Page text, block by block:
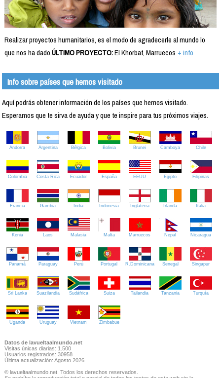
Realizar proyectos humanitarios, es el modo de agradecerle al mundo lo
que nos ha dado.ÚLTIMO PROYECTO:El Khorbat, Marruecos + info
Info sobre países que hemos visitado
Aquí podrás obtener información de los países que hemos visitado.
Esperamos que te sirva de ayuda y que te inspire para tus próximos viajes.
Andorra Argentina Bélgica Bolivia Brunei Camboya Chile
Colombia Costa Rica Ecuador España EEUU Egipto Filipinas
Francia Gambia India Indonesia Inglaterra Irlanda Italia
Kenia Laos Malasia Malta Marruecos Nepal Nicaragua
Panamá Paraguay Perú Portugal R.Dominicana Senegal Singapur
Sri Lanka Suazilandia Sudáfrica Suiza Tailandia Tanzania Turquía
Uganda Uruguay Vietnam Zimbabue
Datos de lavueltaalmundo.net
Visitas únicas diarias: 1.500
Usuarios registrados: 30958
Última actualización: Agosto 2026
© lavueltaalmundo.net. Todos los derechos reservados.